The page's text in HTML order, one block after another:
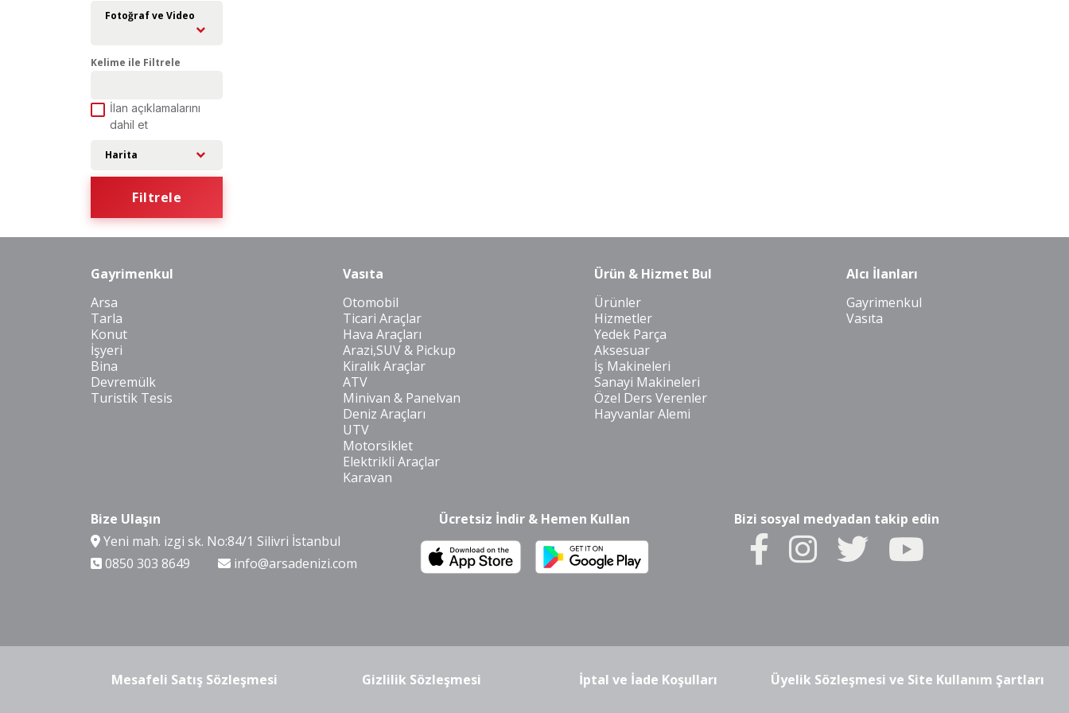
Fotoğraf ve Video
Kelime ile Filtrele
İlan açıklamalarını
dahil et
Harita
Filtrele
Gayrimenkul
Arsa
Tarla
Konut
İşyeri
Bina
Devremülk
Turistik Tesis
Vasıta
Otomobil
Ticari Araçlar
Hava Araçları
Arazi,SUV & Pickup
Kiralık Araçlar
ATV
Minivan & Panelvan
Deniz Araçları
UTV
Motorsiklet
Elektrikli Araçlar
Karavan
Ürün & Hizmet Bul
Ürünler
Hizmetler
Yedek Parça
Aksesuar
İş Makineleri
Sanayi Makineleri
Özel Ders Verenler
Hayvanlar Alemi
Alcı İlanları
Gayrimenkul
Vasıta
Bize Ulaşın
Yeni mah. izgi sk. No:84/1 Silivri İstanbul
0850 303 8649
info@arsadenizi.com
Ücretsiz İndir & Hemen Kullan Bizi sosyal medyadan takip edin
Mesafeli Satış Sözleşmesi Gizlilik Sözleşmesi İptal ve İade Koşulları Üyelik Sözleşmesi ve Site Kullanım Şartları